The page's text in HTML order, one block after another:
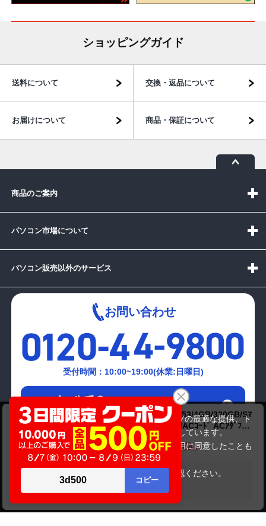
NT)FUJITSU FMVNFD50WG(C2D(P8700)2.53/4GB/320GB/Sﾏ
ﾙﾁ/15.6/MAR10/DtoD LAN WLAN ﾃﾝｷｰ/ﾎﾜｲﾄ/ACｺｰﾄﾞ ACｱﾀﾞﾌﾟﾀ
全体に傷有り｡)
商品価格
32,780円 21,780円
在庫がありません
ショッピングガイド
送料について 交換・返品について
お届けについて 商品・保証について
商品のご案内
パソコン市場について
パソコン販売以外のサービス
お問い合わせ
受付時間：10:00~19:00(休業:日曜日)
メールでの
お問い合わせはこちら
当サイトでは利用体験の向上およびコンテンツの最適な提供、ト
ラフィックの分析を目的としてCookieを使用しています。
サイトの閲覧を継続された場合、Cookieの利用に同意したことも
のといたします。
をご確認ください。
承諾する